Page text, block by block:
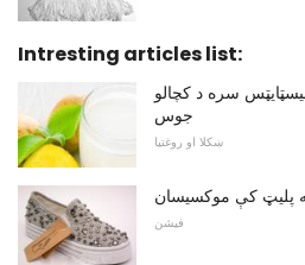
Intresting articles list:
سره د کچالو
جوس
ښکلا او روغتیا
پلیټ کې موکسیسان
فیشن